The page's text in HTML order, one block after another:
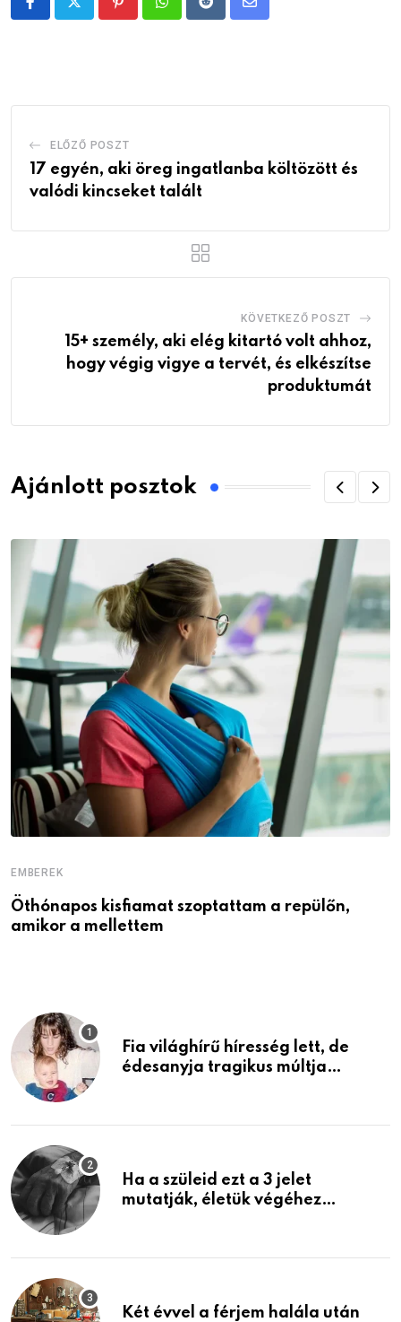
PinterestWhatsappRedditShare
ELŐZŐ POSZT
17 egyén, aki öreg ingatlanba költözött és
valódi kincseket talált
KÖVETKEZŐ POSZT
15+ személy, aki elég kitartó volt ahhoz,
hogy végig vigye a tervét, és elkészítse
produktumát
Ajánlott posztok
EMBEREK
Öthónapos kisfiamat szoptattam a repülőn,
amikor a mellettem
Fia világhírű híresség lett, de
édesanyja tragikus múltja
Ha a szüleid ezt a 3 jelet
mutatják, életük végéhez
Két évvel a férjem halála után